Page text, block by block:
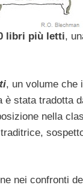
libri più letti,
, un volume che
è stata tradotta
nella
nei confronti